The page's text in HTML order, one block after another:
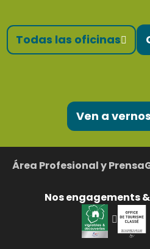
Todas las oficinas
Ven a vernos
Área Profesional y Prensa
Nos engagements